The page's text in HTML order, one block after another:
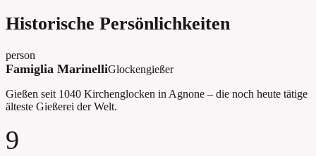
Historische Persönlichkeiten
person
Famiglia MarinelliGlockengießer
Gießen seit 1040 Kirchenglocken in Agnone – die noch heute tätige
älteste Gießerei der Welt.
9